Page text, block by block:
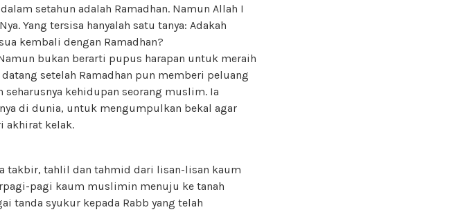
setahun adalah Ramadhan. Namun Allah I
Yang tersisa hanyalah satu tanya: Adakah
kembali dengan Ramadhan?
bukan berarti pupus harapan untuk meraih
setelah Ramadhan pun memberi peluang
kehidupan seorang muslim. Ia
di dunia, untuk mengumpulkan bekal agar
akhirat kelak.
takbir, tahlil dan tahmid dari lisan-lisan kaum
pagi kaum muslimin menuju ke tanah
tanda syukur kepada Rabb yang telah